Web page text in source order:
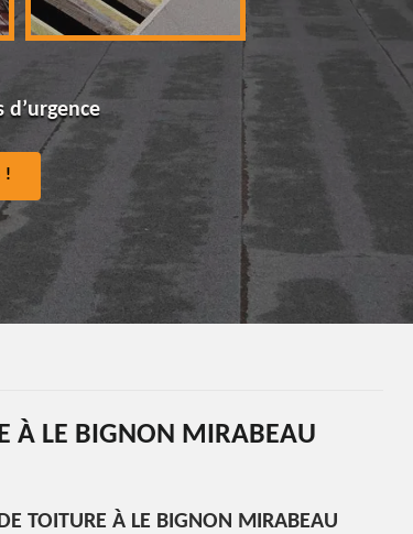
!
À LE BIGNON MIRABEAU
TOITURE À LE BIGNON MIRABEAU